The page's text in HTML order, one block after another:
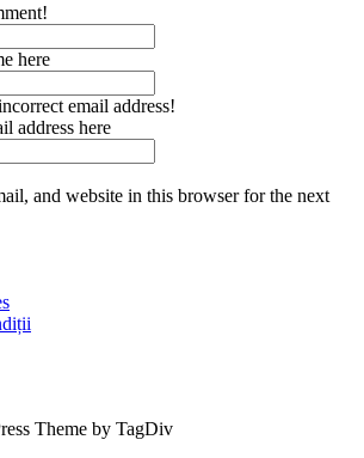
here
email address!
address here
and website in this browser for the next
Theme by TagDiv